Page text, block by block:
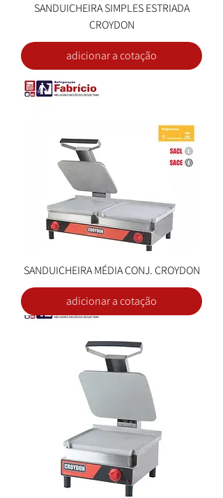
SANDUICHEIRA SIMPLES ESTRIADA
CROYDON
adicionar a cotação
SANDUICHEIRA MÉDIA CONJ. CROYDON
adicionar a cotação